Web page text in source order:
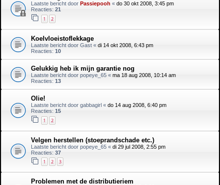
Laatste bericht door Passiepooh « do 30 okt 2008, 3:45 pm
Reacties: 21
1 2
Koelvloeistoflekkage
Laatste bericht door Gast « di 14 okt 2008, 6:43 pm
Reacties: 10
Gelukkig heb ik mijn garantie nog
Laatste bericht door popeye_65 « ma 18 aug 2008, 10:14 am
Reacties: 13
Olie!
Laatste bericht door gabbagirl « do 14 aug 2008, 6:40 pm
Reacties: 15
1 2
Velgen herstellen (stoeprandschade etc.)
Laatste bericht door popeye_65 « di 29 jul 2008, 2:55 pm
Reacties: 37
1 2 3
Problemen met de distributieriem